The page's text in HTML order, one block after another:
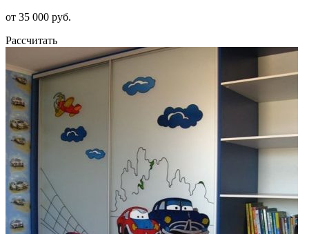
от 35 000 руб.
Рассчитать